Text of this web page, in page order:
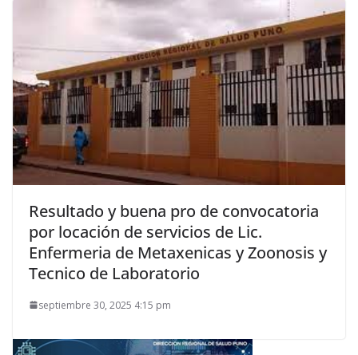
Resultado y buena pro de convocatoria
por locación de servicios de Lic.
Enfermeria de Metaxenicas y Zoonosis y
Tecnico de Laboratorio
septiembre 30, 2025 4:15 pm